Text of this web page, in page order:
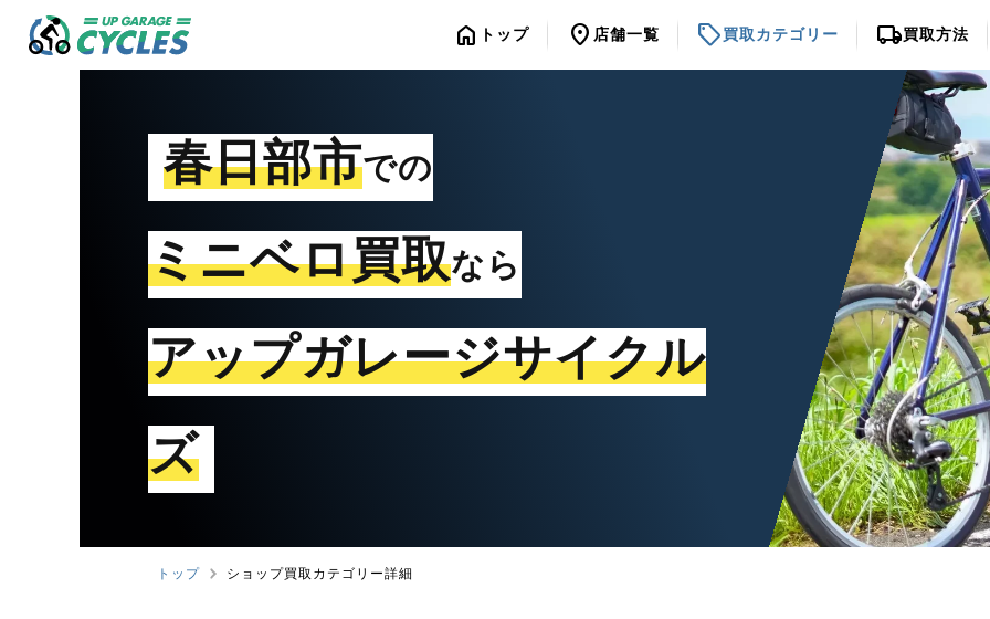
home トップ location_on 店舗一覧 sell買取カテゴリー local_shipping買取方法
春日部市での
ミニベロ買取なら
アップガレージサイクル
ズ
トップ ショップ買取カテゴリー詳細